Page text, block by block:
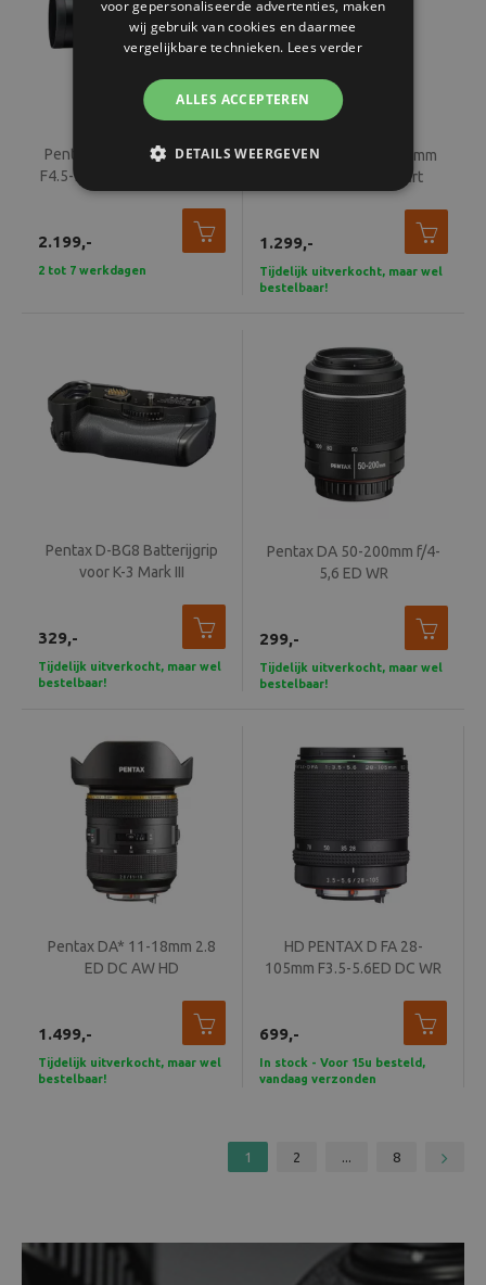
Pentax HD FA 150-450mm
F4.5-5.6ED DC AW met etui
2.199,-
2 tot 7 werkdagen
HD PENTAX-D FA* 50mm
F/1.4 SDM AW Zwart
1.299,-
Tijdelijk uitverkocht, maar wel
bestelbaar!
Pentax D-BG8 Batterijgrip
voor K-3 Mark III
329,-
Tijdelijk uitverkocht, maar wel
bestelbaar!
Pentax DA 50-200mm f/4-
5,6 ED WR
299,-
Tijdelijk uitverkocht, maar wel
bestelbaar!
Pentax DA* 11-18mm 2.8
ED DC AW HD
1.499,-
Tijdelijk uitverkocht, maar wel
bestelbaar!
HD PENTAX D FA 28-
105mm F3.5-5.6ED DC WR
699,-
In stock - Voor 15u besteld,
vandaag verzonden
1 2 ... 8
voor gepersonaliseerde advertenties, maken
wij gebruik van cookies en daarmee
vergelijkbare technieken. Lees verder
ALLES ACCEPTEREN
DETAILS WEERGEVEN